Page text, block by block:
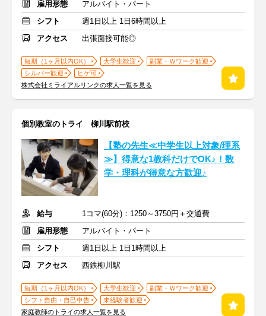
雇用形態
アルバイト・パート
シフト
週1日以上 1日6時間以上
アクセス
出張面接可能◎
短期（1ヶ月以内OK） 大学生歓迎
副業・Ｗワーク歓迎
シルバー歓迎
ヒゲ可
株式会社ミライアルリンクの求人一覧を見る
個別教室のトライ 柳川駅前校
【塾の先生≪中学生以上対象/理系
≫】得意な1教科だけでOK♪！数
学・理科が得意な方歓迎♪
給与
1コマ(60分)：1250～3750円＋交通費
雇用形態
アルバイト・パート
シフト
週1日以上 1日1時間以上
アクセス
西鉄柳川駅
短期（1ヶ月以内OK） 大学生歓迎
副業・Ｗワーク歓迎
シフト自由・自己申告
未経験者歓迎
家庭教師のトライの求人一覧を見る